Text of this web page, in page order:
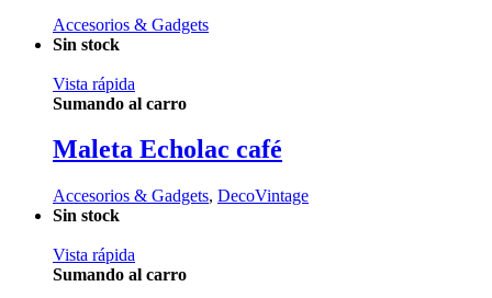
Accesorios & Gadgets
Sin stock
Vista rápida
Sumando al carro
Maleta Echolac café
Accesorios & Gadgets, DecoVintage
Sin stock
Vista rápida
Sumando al carro